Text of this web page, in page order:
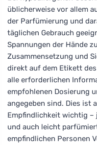
üblicherweise vor allem
der Parfümierung und
täglichen Gebrauch
Spannungen der Hände
Zusammensetzung und
direkt auf dem Etikett
alle erforderlichen
empfohlenen Dosierung
angegeben sind. Dies ist
Empfindlichkeit wichtig –
und auch leicht
empfindlichen Personen